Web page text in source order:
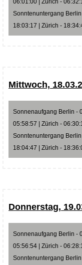
06:01:00 | Zürich -
Sonntenuntergang
18:03:17 | Zürich -
Mittwoch,
Sonnenaufgang Berlin -
05:58:57 | Zürich -
Sonntenuntergang
18:04:47 | Zürich -
Donnerstag,
Sonnenaufgang Berlin -
05:56:54 | Zürich -
Sonntenuntergang